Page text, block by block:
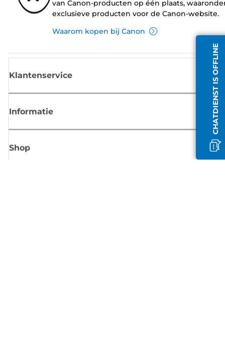
CHATDIENST IS OFFLINE
van Canon-producten op één plaats,
exclusieve producten voor de Canon-website.
Waarom kopen bij Canon
Klantenservice
Informatie
Shop